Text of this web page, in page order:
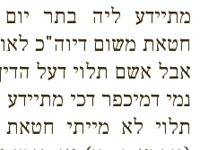
מתיידע ליה בתר
חטאת משום דיוה"כ
אבל אשם תלוי דעל
נמי דמיכפר דכי
תלוי לא מייתי